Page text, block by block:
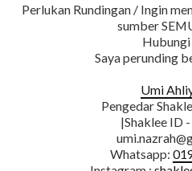
Perlukan Rundingan / Ingin
sumber
Hubungi
Saya perunding
Umi
Pengedar
|Shaklee ID
Whatsapp: